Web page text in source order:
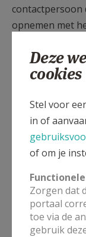
contactpersoon
opnemen met
Parochies
Artikel
Doopsel
Deze
cookies
Stel voor
in of
of om je
Zorgen dat
portaal
toe via de
gebruik